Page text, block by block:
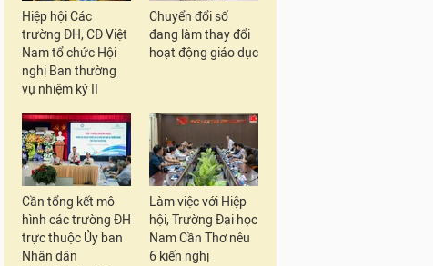
Hiệp hội Các
trường ĐH, CĐ Việt
Nam tổ chức Hội
nghị Ban thường
vụ nhiệm kỳ II
Chuyển đổi số
đang làm thay đổi
hoạt động giáo dục
Cần tổng kết mô
hình các trường ĐH
trực thuộc Ủy ban
Nhân dân
Làm việc với Hiệp
hội, Trường Đại học
Nam Cần Thơ nêu
6 kiến nghị